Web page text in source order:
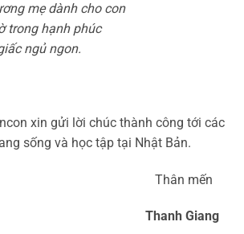
mẹ dành cho con
trong hạnh phúc
ngủ ngon.
xin gửi lời chúc thành công tới các
sống và học tập tại Nhật Bản.
Thân mến
Thanh Giang